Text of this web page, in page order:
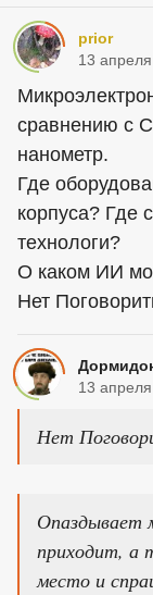
prior
13
сравнению с
нанометр.
Где
корпуса? Где
технологи?
О каком ИИ
Нет
13
Нет
Опаздывает
приходит, а
место и